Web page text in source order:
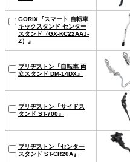
GORIX『スマート 自転車
キックスタンド センター
スタンド（GX-KC22AAJ-
Z）』
ブリヂストン『自転車 両
立スタンド DM-14DX』
ブリヂストン『サイドス
タンド ST-700』
ブリヂストン『センター
スタンド ST-CR20A』